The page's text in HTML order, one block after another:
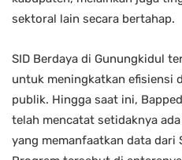
sektoral lain secara bertahap.
SID Berdaya di Gunungkidul
untuk meningkatkan efisiensi
publik. Hingga saat ini,
telah mencatat setidaknya
yang memanfaatkan data dari